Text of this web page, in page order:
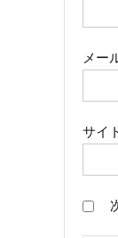
メー
サイ